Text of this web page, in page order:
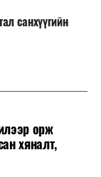
санхүүгийн
орж
хяналт,